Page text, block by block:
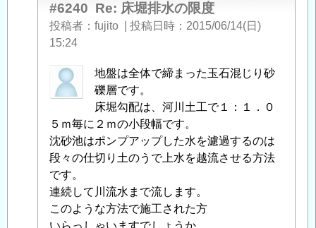
#6240 Re: 床堀排水の限度
投稿者 fujito 投稿日時
2015/06/14(日)
15:24
匿
名
稿
者
に
よ
る
「 Re:
床
地盤は全体で締まった玉石混じり砂
礫層です。
床堀勾配は、河川土工で１：１．０
５ｍ毎に２ｍの小段幅です。
沈砂池はポンプアップした水を濾過するのは
段々の仕切り土のうで上水を越流させる方法
です。
連続して川流水まで流します。
このような方法で施工された方
いらっしゃいますでしょうか。